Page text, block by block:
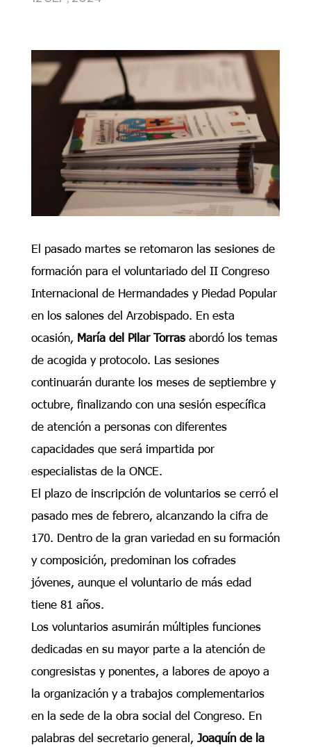
El pasado martes se retomaron las sesiones de
formación para el voluntariado del II Congreso
Internacional de Hermandades y Piedad Popular
en los salones del Arzobispado. En esta
ocasión, María del Pilar Torras abordó los temas
de acogida y protocolo. Las sesiones
continuarán durante los meses de septiembre y
octubre, finalizando con una sesión específica
de atención a personas con diferentes
capacidades que será impartida por
especialistas de la ONCE.
El plazo de inscripción de voluntarios se cerró el
pasado mes de febrero, alcanzando la cifra de
170. Dentro de la gran variedad en su formación
y composición, predominan los cofrades
jóvenes, aunque el voluntario de más edad
tiene 81 años.
Los voluntarios asumirán múltiples funciones
dedicadas en su mayor parte a la atención de
congresistas y ponentes, a labores de apoyo a
la organización y a trabajos complementarios
en la sede de la obra social del Congreso. En
palabras del secretario general, Joaquín de la